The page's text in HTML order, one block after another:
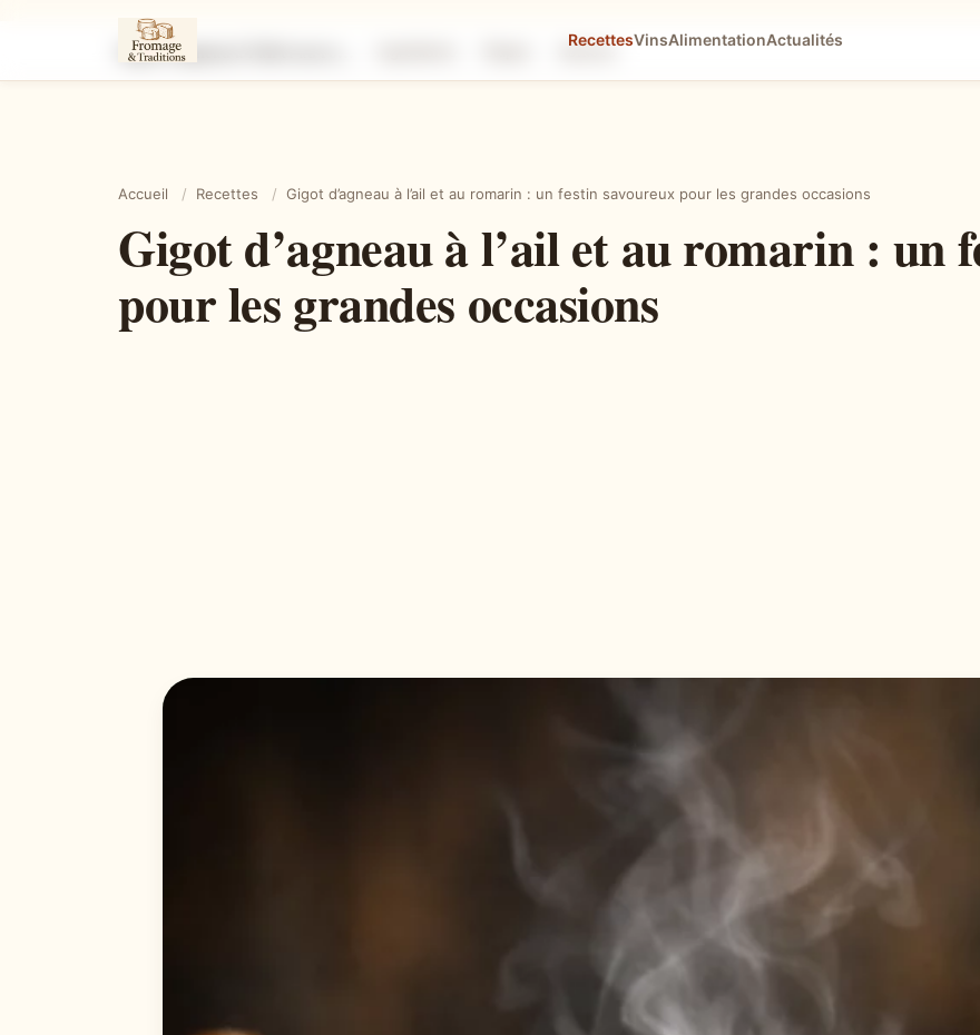
RecettesVinsAlimentationActualités
Astuces
Accueil / Recettes / Gigot d’agneau à l’ail et au romarin : un festin savoureux pour les grandes occasions
Gigot d’agneau à l’ail et au romarin : un
pour les grandes occasions